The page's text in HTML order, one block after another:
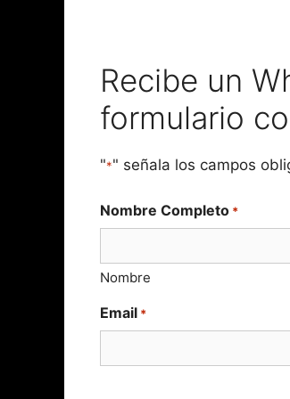
Recibe un
formulario
"*" señala los campos
Nombre Completo *
Nombre
Email *